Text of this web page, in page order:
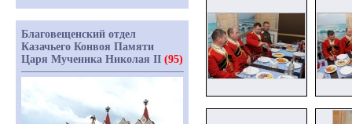
Благовещенский отдел
Казачьего Конвоя Памяти
Царя Мученика Николая II (95)